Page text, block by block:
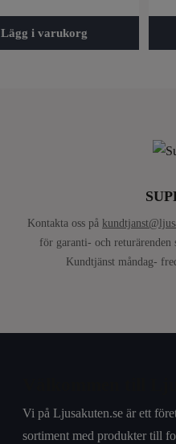
Lägg i varukorg
Kontakta oss på
för garanti- och
Kundtjänst måndag-
Vi på Ljusakuten.se är ett
sortiment med produkter till